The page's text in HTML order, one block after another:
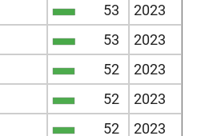
53
2023
53
2023
52
2023
52
2023
52 2023